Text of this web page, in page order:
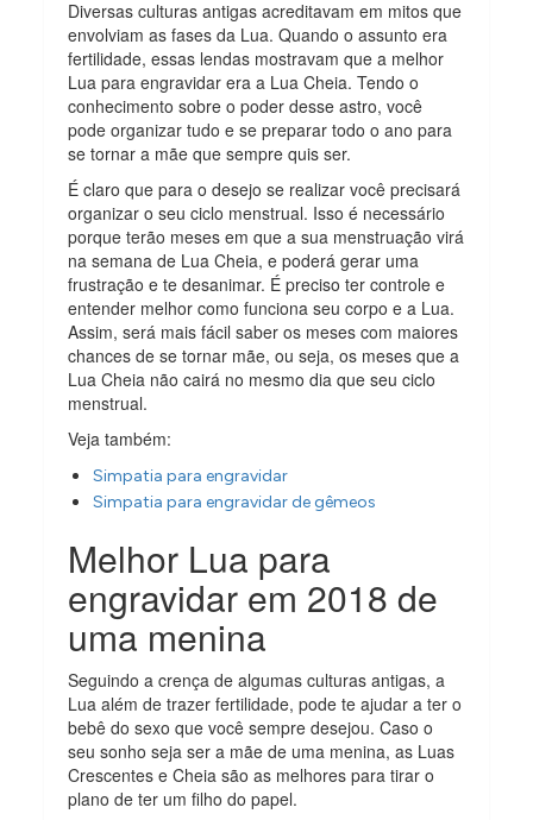
Diversas culturas antigas acreditavam em mitos que
envolviam as fases da Lua. Quando o assunto era
fertilidade, essas lendas mostravam que a melhor
Lua para engravidar era a Lua Cheia. Tendo o
conhecimento sobre o poder desse astro, você
pode organizar tudo e se preparar todo o ano para
se tornar a mãe que sempre quis ser.
É claro que para o desejo se realizar você precisará
organizar o seu ciclo menstrual. Isso é necessário
porque terão meses em que a sua menstruação virá
na semana de Lua Cheia, e poderá gerar uma
frustração e te desanimar. É preciso ter controle e
entender melhor como funciona seu corpo e a Lua.
Assim, será mais fácil saber os meses com maiores
chances de se tornar mãe, ou seja, os meses que a
Lua Cheia não cairá no mesmo dia que seu ciclo
menstrual.
Veja também:
Simpatia para engravidar
Simpatia para engravidar de gêmeos
Melhor Lua para
engravidar em 2018 de
uma menina
Seguindo a crença de algumas culturas antigas, a
Lua além de trazer fertilidade, pode te ajudar a ter o
bebê do sexo que você sempre desejou. Caso o
seu sonho seja ser a mãe de uma menina, as Luas
Crescentes e Cheia são as melhores para tirar o
plano de ter um filho do papel.